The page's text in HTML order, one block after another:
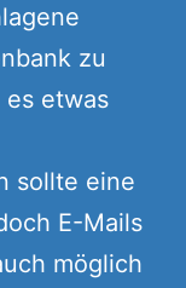
zu
etwas
sollte eine
E-Mails
möglich